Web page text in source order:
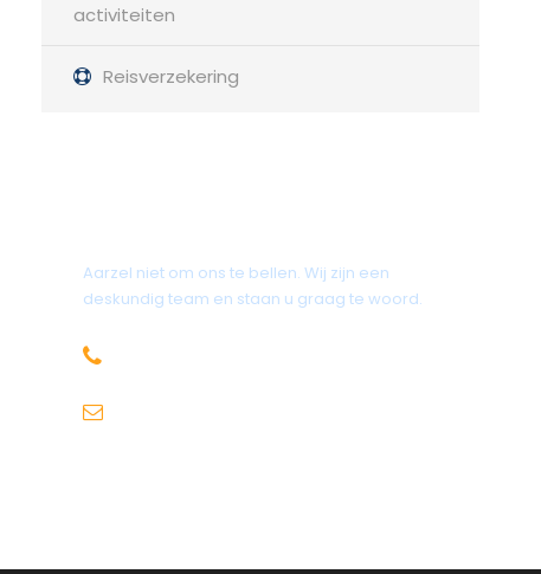
activiteiten
Reisverzekering
Aarzel niet om ons te bellen. Wij zijn een
deskundig team en staan u graag te woord.